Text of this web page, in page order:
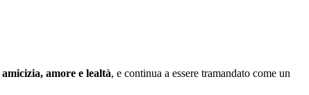
amicizia, amore e lealtà, e continua a essere tramandato come un